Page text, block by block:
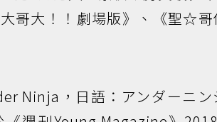
哥大！！劇場版》、《聖☆
Ninja，日語：アンダーニ